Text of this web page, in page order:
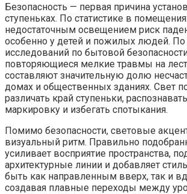
Безопасность — первая причина
ступеньках. По статистике в
недостаточным освещением риск
особенно у детей и пожилых людей.
исследований по бытовой
повторяющиеся мелкие травмы на
составляют значительную долю
домах и общественных зданиях. Свет
различать край ступеньки,
маркировку и избегать спотыкания.
Помимо безопасности, световые
визуальный ритм. Правильно
усиливает восприятие пространства,
архитектурные линии и добавляет
быть как направленным вверх, так и
создавая плавные переходы между